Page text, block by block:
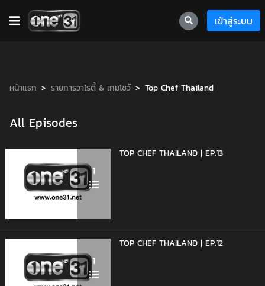
เข้าสู่ระบบ
หน้าแรก รายการวาไรตี้ & เกมโชว์ Top Chef Thailand
All Episodes
1
TOP CHEF THAILAND | EP.13
1
TOP CHEF THAILAND | EP.12